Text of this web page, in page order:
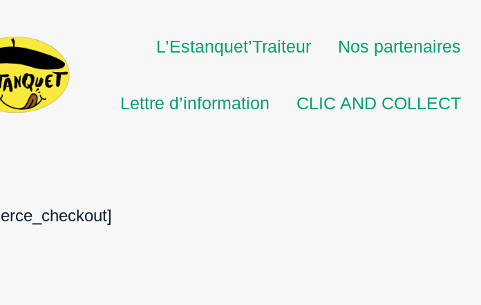
L’Estanquet’Traiteur Nos partenaires
Lettre d’information CLIC AND COLLECT